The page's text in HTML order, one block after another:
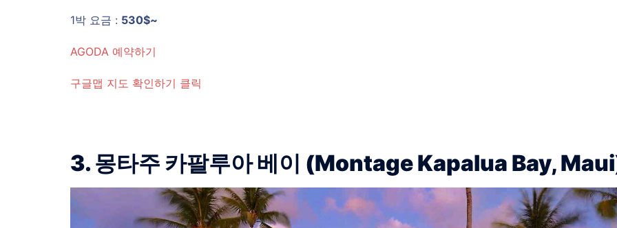
1박 요금 : 530$~
AGODA 예약하기
구글맵 지도 확인하기 클릭
3. 몽타주 카팔루아 베이 (Montage Kapalua Bay,